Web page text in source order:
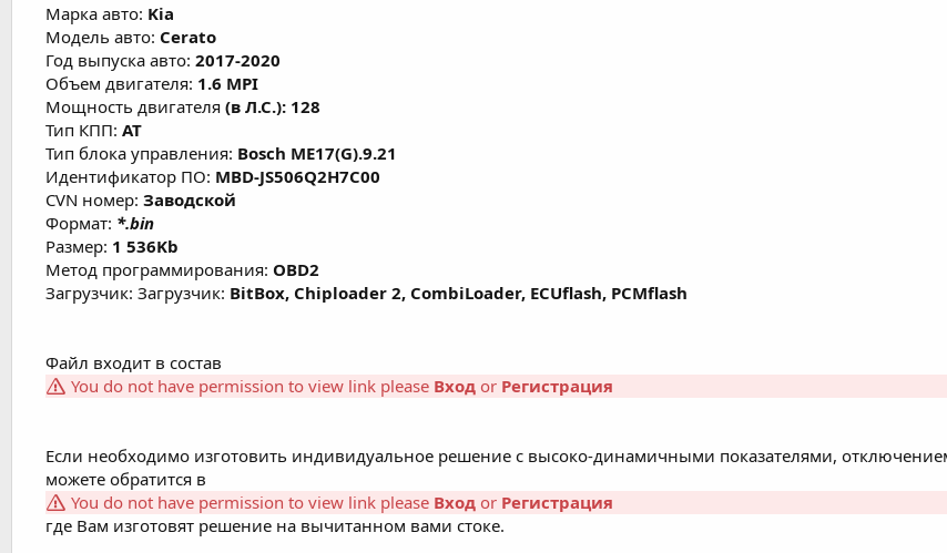
и
я
Марка авто: Kia
Модель авто: Cerato
Год выпуска авто: 2017-2020
Объем двигателя: 1.6 MPI
Мощность двигателя (в Л.С.): 128
Тип КПП: AT
Тип блока управления: Bosch ME17(G).9.21
Идентификатор ПО: MBD-JS506Q2H7C00
CVN номер: Заводской
Формат: *.bin
Размер: 1 536Kb
Метод программирования: OBD2
Загрузчик: Загрузчик: BitBox, Chiploader 2, CombiLoader, ECUflash, PCMflash
Файл входит в состав
You do not have permission to view link please Вход or Регистрация
Если необходимо изготовить индивидуальное решение с высоко-динамичными показателями,
можете обратится в
You do not have permission to view link please Вход or Регистрация
где Вам изготовят решение на вычитанном вами стоке.